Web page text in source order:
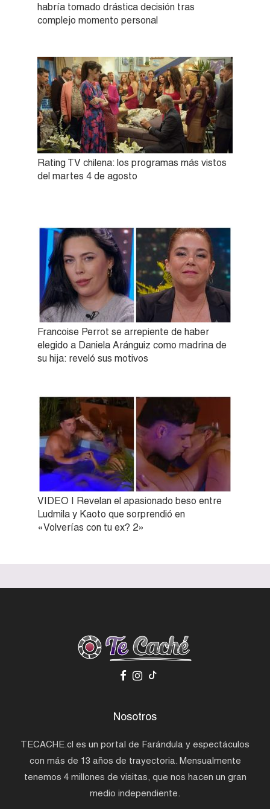
habría tomado drástica decisión tras
complejo momento personal
Rating TV chilena: los programas más vistos
del martes 4 de agosto
Francoise Perrot se arrepiente de haber
elegido a Daniela Aránguiz como madrina de
su hija: reveló sus motivos
VIDEO | Revelan el apasionado beso entre
Ludmila y Kaoto que sorprendió en
«Volverías con tu ex? 2»
Nosotros
TECACHE.cl es un portal de Farándula y espectáculos
con más de 13 años de trayectoria. Mensualmente
tenemos 4 millones de visitas, que nos hacen un gran
medio independiente.